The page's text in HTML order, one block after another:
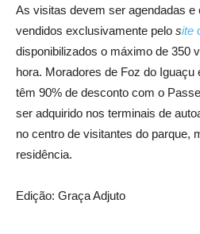
As visitas devem ser agendadas e
vendidos exclusivamente pelo site
disponibilizados o máximo de 350
hora. Moradores de Foz do Iguaçu
têm 90% de desconto com o
ser adquirido nos terminais de
no centro de visitantes do parque,
residência.
Edição: Graça Adjuto